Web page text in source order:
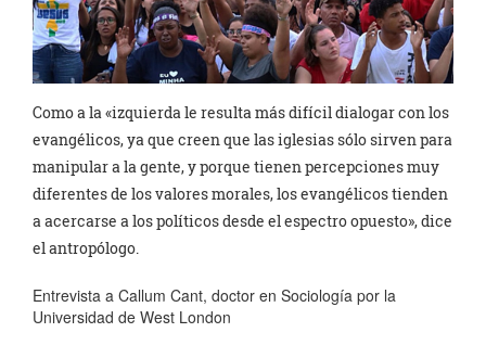
Como a la «izquierda le resulta más difícil dialogar con los
evangélicos, ya que creen que las iglesias sólo sirven para
manipular a la gente, y porque tienen percepciones muy
diferentes de los valores morales, los evangélicos tienden
a acercarse a los políticos desde el espectro opuesto», dice
el antropólogo.
Entrevista a Callum Cant, doctor en Sociología por la
Universidad de West London